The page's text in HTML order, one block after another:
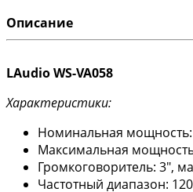
Описание
LАudio WS-VA058
Характеристики:
Номинальная мощность:
Максимальная
Громкоговоритель: 3",
Частотный диапазон: